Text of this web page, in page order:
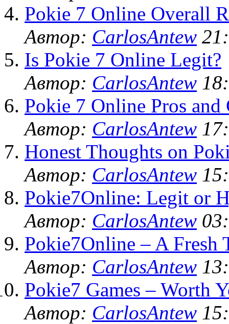
Pokie 7 Online Overall
Автор: CarlosAntew
Is Pokie 7 Online Legit?
Автор: CarlosAntew
Pokie 7 Online Pros and
Автор: CarlosAntew
Honest Thoughts on
Автор: CarlosAntew
Pokie7Online: Legit or
Автор: CarlosAntew
Pokie7Online – A Fresh
Автор: CarlosAntew
Pokie7 Games – Worth
Автор: CarlosAntew